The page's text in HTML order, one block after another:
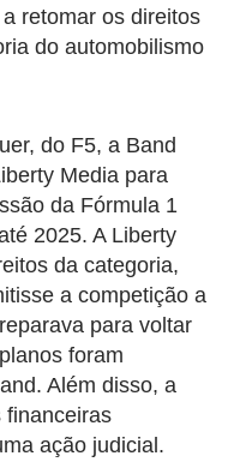
retomar os direitos
do automobilismo
do F5, a Band
Media para
da Fórmula 1
2025. A Liberty
da categoria,
a competição a
para voltar
foram
Além disso, a
financeiras
ação judicial.